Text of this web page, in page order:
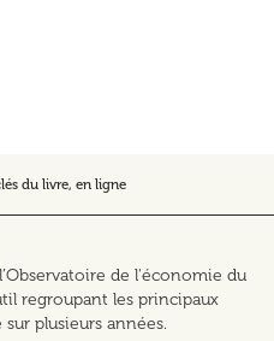
du livre, en ligne
de l'économie du
regroupant les principaux
plusieurs années.